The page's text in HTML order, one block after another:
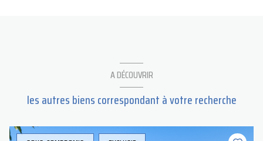
A DÉCOUVRIR
les autres biens correspondant à votre recherche